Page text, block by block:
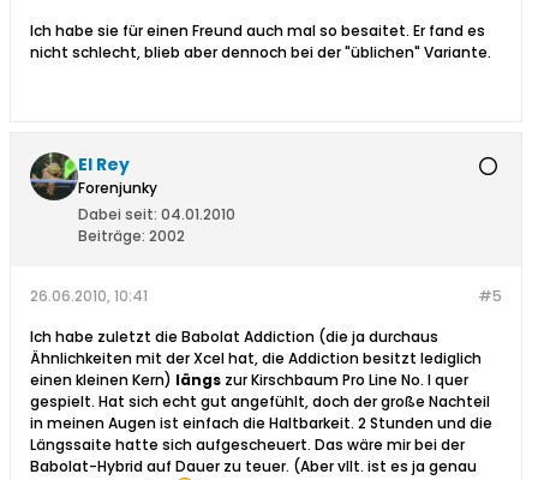
Ich habe sie für einen Freund auch mal so besaitet. Er fand es
nicht schlecht, blieb aber dennoch bei der "üblichen" Variante.
El Rey
Forenjunky
Dabei seit: 04.01.2010
Beiträge: 2002
#5
26.06.2010, 10:41
Ich habe zuletzt die Babolat Addiction (die ja durchaus
Ähnlichkeiten mit der Xcel hat, die Addiction besitzt lediglich
einen kleinen Kern) längs zur Kirschbaum Pro Line No. I quer
gespielt. Hat sich echt gut angefühlt, doch der große Nachteil
in meinen Augen ist einfach die Haltbarkeit. 2 Stunden und die
Längssaite hatte sich aufgescheuert. Das wäre mir bei der
Babolat-Hybrid auf Dauer zu teuer. (Aber vllt. ist es ja genau